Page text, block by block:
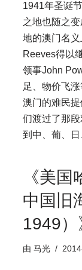
1941年圣诞
之地也随之
地的澳门名
Reeves得以
领事John
足、物价飞
澳门的难民
们渡过了那
到中、葡、
《美
中国旧
1949
由 马光